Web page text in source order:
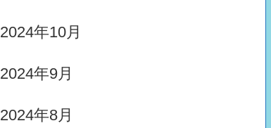
2024年10月
2024年9月
2024年8月